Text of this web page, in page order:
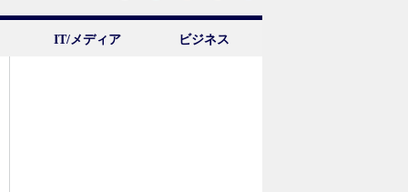
IT/メディア ビジネス